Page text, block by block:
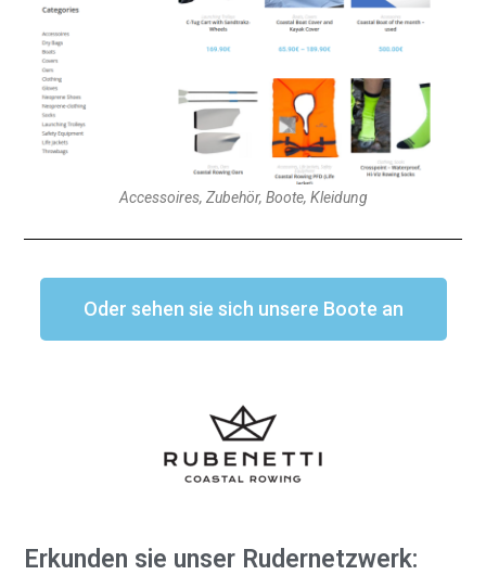
Accessoires, Zubehör, Boote, Kleidung
Oder sehen sie sich unsere Boote an
Erkunden sie unser Rudernetzwerk: